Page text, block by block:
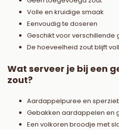
Volle en kruidige smaak
Eenvoudig te doseren
Geschikt voor verschillende
De hoeveelheid zout blijft
Wat serveer je bij een
zout?
Aardappelpuree en
Gebakken aardappelen en
Een volkoren broodje met